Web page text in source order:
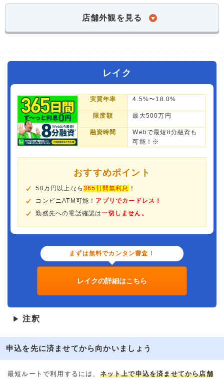
店舗外観を見る
レイク
実質年率 4.5%〜18.0%
限度額 最大500万円
融資時間
Webで最短8分融資も
可能！※
おすすめポイント
50万円以上なら365日間無利息 ！
コンビニATM可能！ アプリでカードレス！
勤務先への電話確認は一切しません。
まずは無料でカンタン審査！
レイクの詳細はこちら
▶ 注釈
申込を先に済ませてから向かいましょう
最短ルートで利用するには、 ネット上で申込を済ませてから店舗